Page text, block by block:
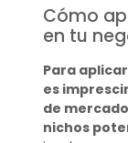
Cómo
en tu
Para
es
de
nichos